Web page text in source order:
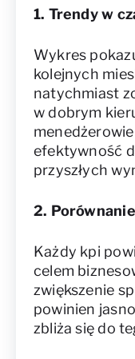
1. Trendy w
Wykres
kolejnych
natychmiast
w dobrym
efektywność
przyszłych
2.
Każdy kpi
celem
zwiększenie
powinien
zbliża się do